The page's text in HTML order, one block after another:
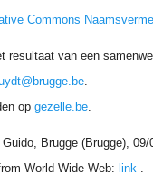
Commons
resultaat van een
.
opgezelle.be.
Brugge (Brugge),
World Wide Web: link .